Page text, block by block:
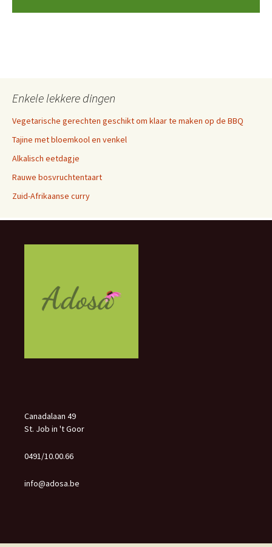
Enkele lekkere dingen
Vegetarische gerechten geschikt om klaar te maken op de BBQ
Tajine met bloemkool en venkel
Alkalisch eetdagje
Rauwe bosvruchtentaart
Zuid-Afrikaanse curry
Canadalaan 49
St. Job in 't Goor
0491/10.00.66
info@adosa.be